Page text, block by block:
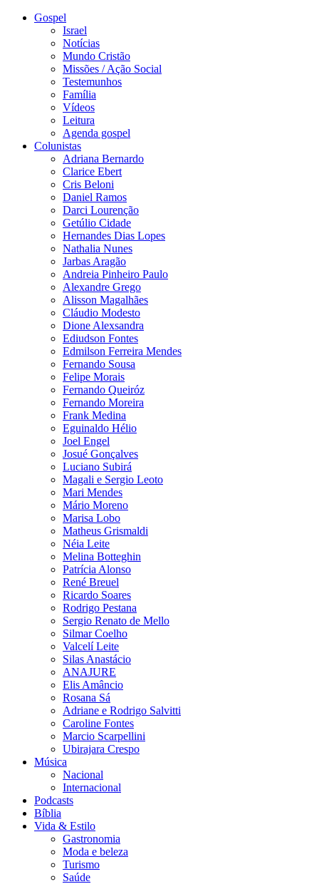
Gospel
Israel
Notícias
Mundo Cristão
Missões / Ação Social
Testemunhos
Família
Vídeos
Leitura
Agenda gospel
Colunistas
Adriana Bernardo
Clarice Ebert
Cris Beloni
Daniel Ramos
Darci Lourenção
Getúlio Cidade
Hernandes Dias Lopes
Nathalia Nunes
Jarbas Aragão
Andreia Pinheiro Paulo
Alexandre Grego
Alisson Magalhães
Cláudio Modesto
Dione Alexsandra
Ediudson Fontes
Edmilson Ferreira Mendes
Fernando Sousa
Felipe Morais
Fernando Queiróz
Fernando Moreira
Frank Medina
Eguinaldo Hélio
Joel Engel
Josué Gonçalves
Luciano Subirá
Magali e Sergio Leoto
Mari Mendes
Mário Moreno
Marisa Lobo
Matheus Grismaldi
Néia Leite
Melina Botteghin
Patrícia Alonso
René Breuel
Ricardo Soares
Rodrigo Pestana
Sergio Renato de Mello
Silmar Coelho
Valcelí Leite
Silas Anastácio
ANAJURE
Elis Amâncio
Rosana Sá
Adriane e Rodrigo Salvitti
Caroline Fontes
Marcio Scarpellini
Ubirajara Crespo
Música
Nacional
Internacional
Podcasts
Bíblia
Vida & Estilo
Gastronomia
Moda e beleza
Turismo
Saúde